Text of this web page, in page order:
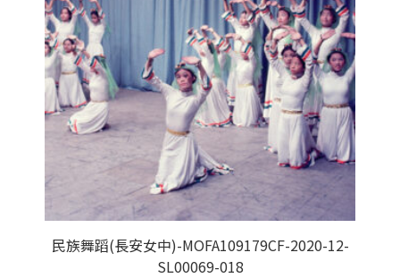
民族舞蹈(長安女中)-MOFA109179CF-2020-12-
SL00069-018